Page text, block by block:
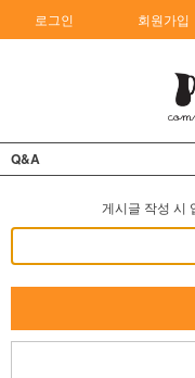
로그인 회원가입
Q&A
게시글 작성 시